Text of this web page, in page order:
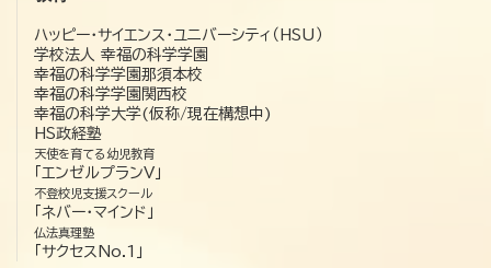
ハッピー・サイエンス・ユニバーシティ（HSU）
学校法人 幸福の科学学園
幸福の科学学園那須本校
幸福の科学学園関西校
幸福の科学大学(仮称/現在構想中)
HS政経塾
天使を育てる幼児教育
「エンゼルプランV」
不登校児支援スクール
「ネバー・マインド」
仏法真理塾
「サクセスNo.1」